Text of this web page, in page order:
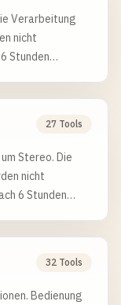
Verarbeitung
nicht
Stunden
27 Tools
Stereo. Die
nicht
6 Stunden
32 Tools
Bedienung